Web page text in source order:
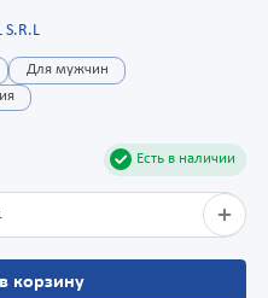
S.R.L
Для мужчин
Есть в наличии
корзину